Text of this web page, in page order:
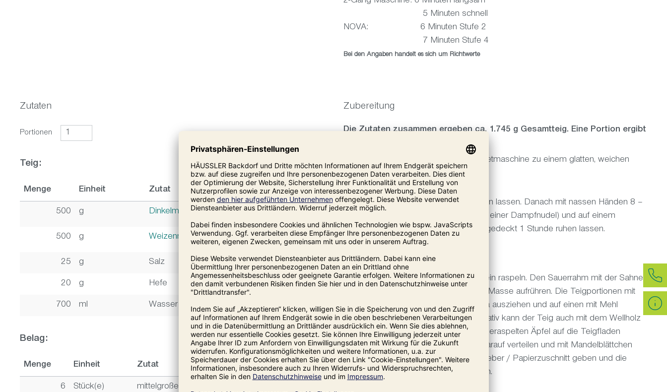
5 Minuten schnell
NOVA: 6 Minuten Stufe 2
7 Minuten Stufe 4
Bei den Angaben handelt es sich um Richtwerte
Zutaten
Portionen
Teig:
Menge Einheit Zutat
500 g Dinkelmehl Type 630
500 g Weizenmehl Type 550
25 g Salz
20 g Hefe
700 ml Wasser
Belag:
Menge Einheit Zutat
6 Stück(e) mittelgroße, säuerliche Äpfel
Zubereitung
Die Zutaten zusammen ergeben ca. 1.745 g Gesamtteig. Eine Portion ergibt
Für den Teig die Zutaten in der Teigknetmaschine zu einem glatten, weichen
Teig verkneten (siehe Knetzeiten).
Diesen abgedeckt etwa 1 Stunde ruhen lassen. Danach mit nassen Händen 8 –
10 Portionen ausbrechen (etwa Größe einer Dampfnudel) und auf einem
bemehlten Brett oder einer Gärbox abgedeckt 1 Stunde ruhen lassen.
Belag:
Für den Belag die Äpfel schälen und fein raspeln. Den Sauerrahm mit der Sahne,
Ei, Zimt und Zucker zu einer cremigen Masse aufrühren. Die Teigportionen mit
bemehlten Händen in Form einer Pizza ausziehen und auf einen mit Mehl
bestäubten Backschieber legen. Alternativ kann der Teig auch mit dem Wellholz
ausgewellt werden. Anschließend die geraspelten Äpfel auf die Teigfladen
streichen, 2 – 4 EL des Rahmgußes darauf verteilen und mit Mandelblättchen
bestreuen. Die Kleie auf den Backschieber / Papierzuschnitt geben und die
Dinnete nach Anleitung im Ofen backen.